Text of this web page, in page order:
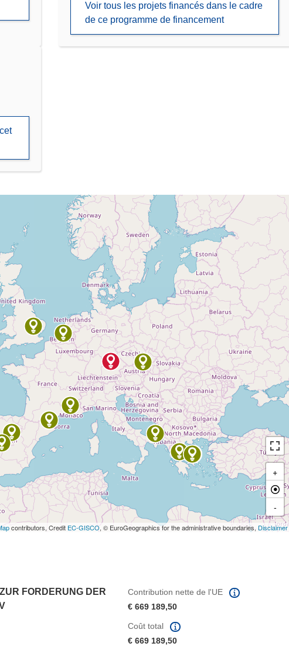
Voir tous les projets financés dans le cadre
de ce programme de financement
+
-
contributors, Credit EC-GISCO, © EuroGeographics for the administrative boundaries, Disclaimer
FORDERUNG DER
Contribution nette de l'UE
€ 669 189,50
Coût total
€ 669 189,50